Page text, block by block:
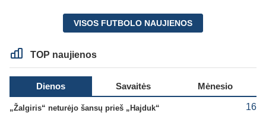
VISOS FUTBOLO NAUJIENOS
TOP naujienos
Dienos Savaitės Mėnesio
„Žalgiris“ neturėjo šansų prieš „Hajduk“ 16